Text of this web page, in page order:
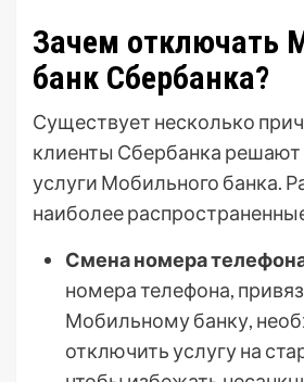
Зачем отключать
банк Сбербанка?
Существует несколько
клиенты Сбербанка решают
услуги Мобильного банка.
наиболее
Смена номера
номера телефона,
Мобильному банку,
отключить услугу на